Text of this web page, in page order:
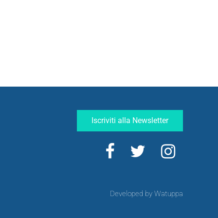
Iscriviti alla Newsletter
Developed by Watuppa